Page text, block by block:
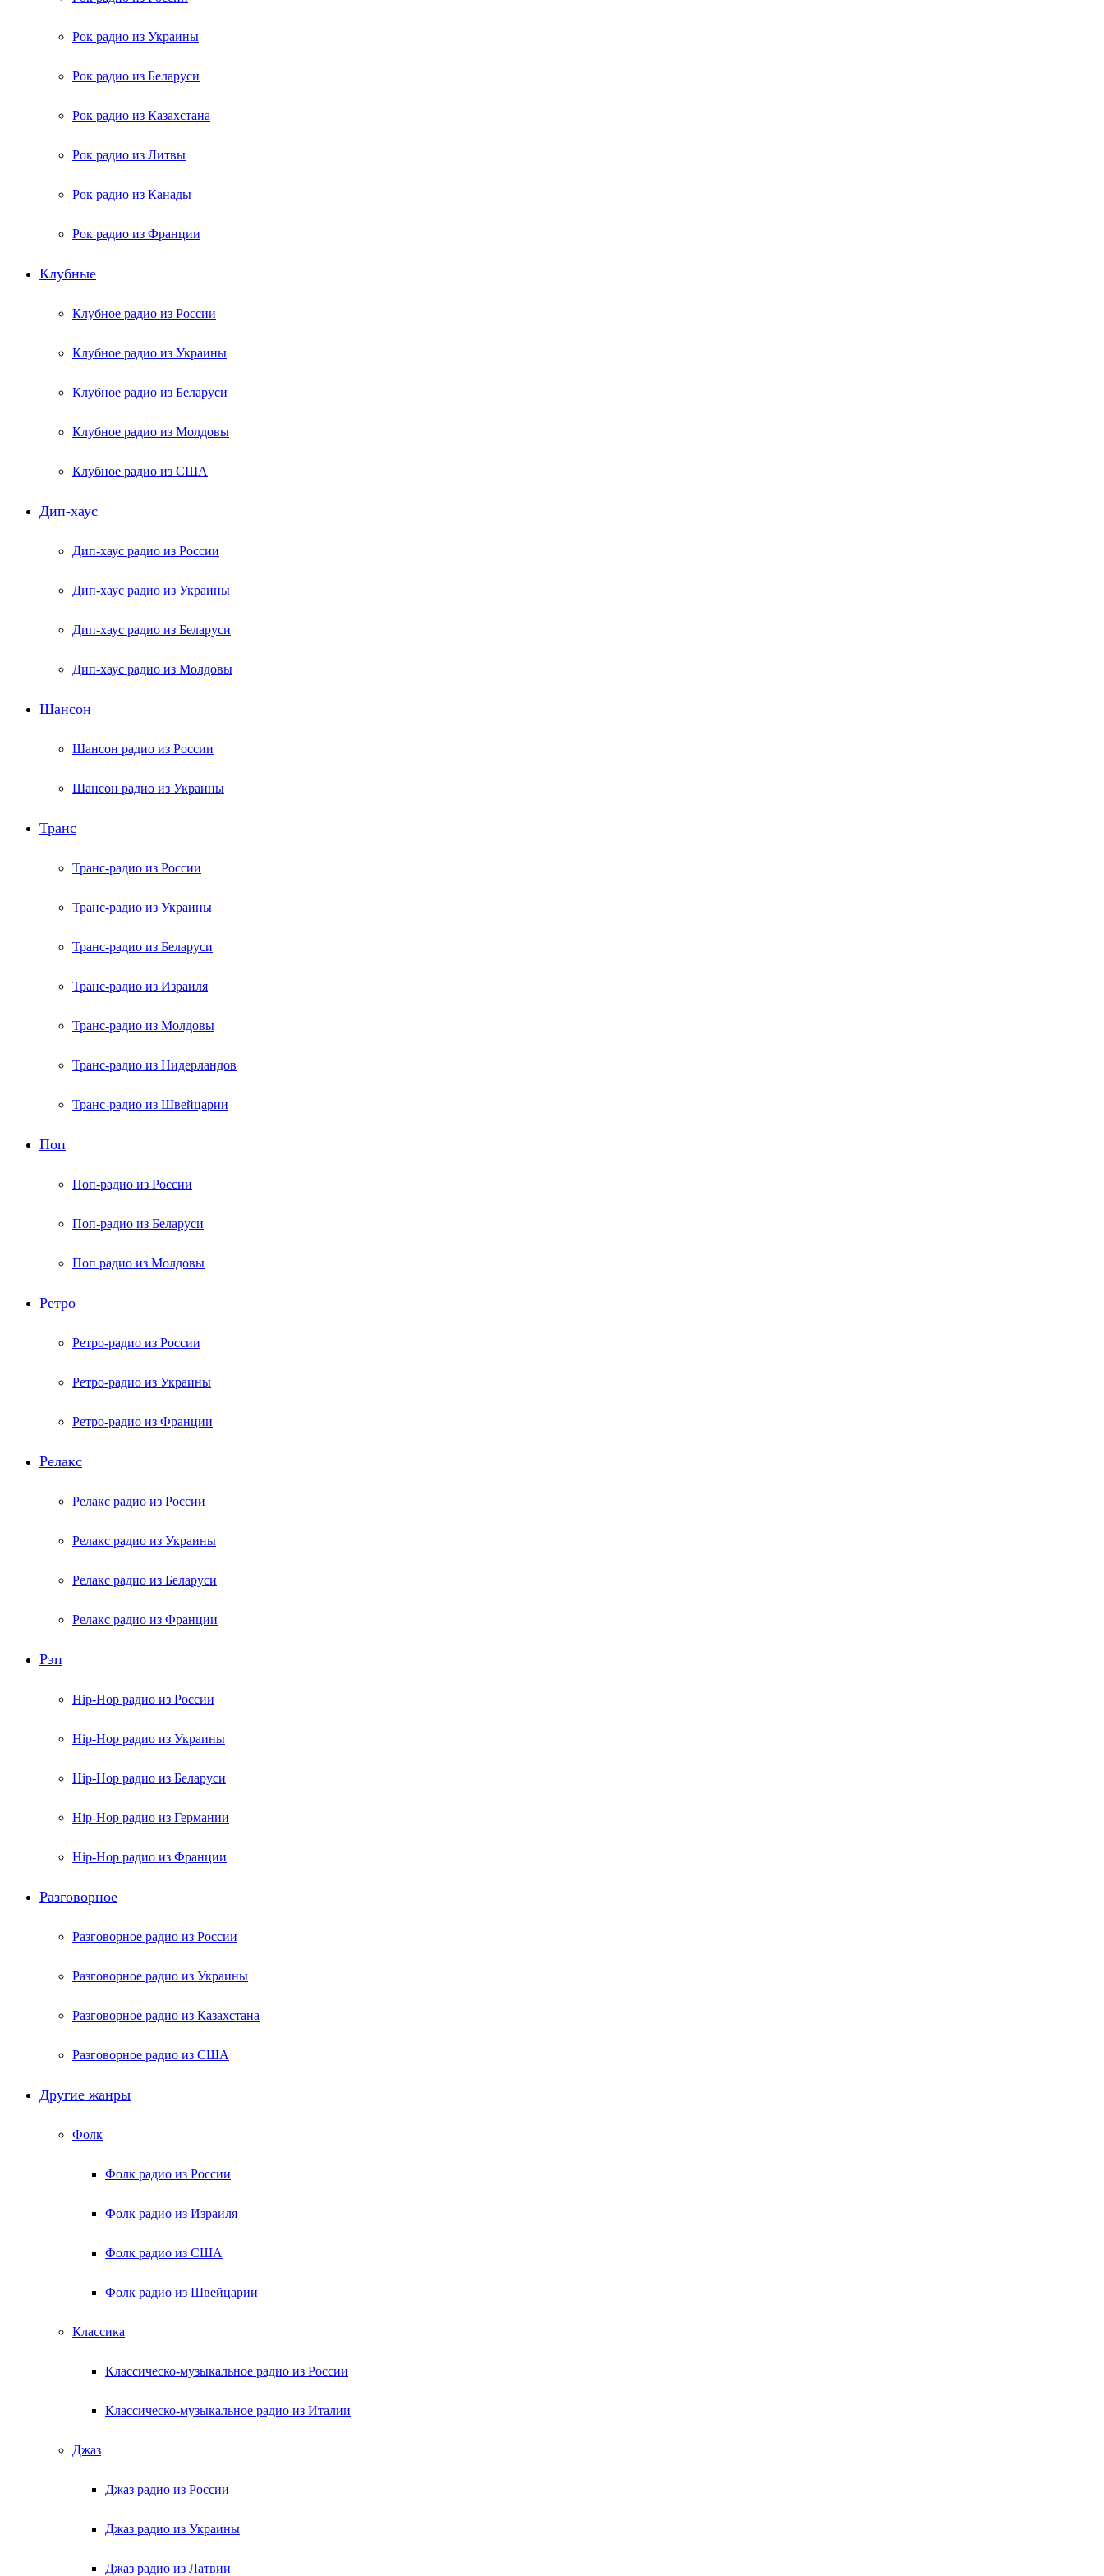
Рок радио из Украины
Рок радио из Беларуси
Рок радио из Казахстана
Рок радио из Литвы
Рок радио из Канады
Рок радио из Франции
Клубные
Клубное радио из России
Клубное радио из Украины
Клубное радио из Беларуси
Клубное радио из Молдовы
Клубное радио из США
Дип-хаус
Дип-хаус радио из России
Дип-хаус радио из Украины
Дип-хаус радио из Беларуси
Дип-хаус радио из Молдовы
Шансон
Шансон радио из России
Шансон радио из Украины
Транс
Транс-радио из России
Транс-радио из Украины
Транс-радио из Беларуси
Транс-радио из Израиля
Транс-радио из Молдовы
Транс-радио из Нидерландов
Транс-радио из Швейцарии
Поп
Поп-радио из России
Поп-радио из Беларуси
Поп радио из Молдовы
Ретро
Ретро-радио из России
Ретро-радио из Украины
Ретро-радио из Франции
Релакс
Релакс радио из России
Релакс радио из Украины
Релакс радио из Беларуси
Релакс радио из Франции
Рэп
Hip-Hop радио из России
Hip-Hop радио из Украины
Hip-Hop радио из Беларуси
Hip-Hop радио из Германии
Hip-Hop радио из Франции
Разговорное
Разговорное радио из России
Разговорное радио из Украины
Разговорное радио из Казахстана
Разговорное радио из США
Другие жанры
Фолк
Фолк радио из России
Фолк радио из Израиля
Фолк радио из США
Фолк радио из Швейцарии
Классика
Классическо-музыкальное радио из России
Классическо-музыкальное радио из Италии
Джаз
Джаз радио из России
Джаз радио из Украины
Джаз радио из Латвии